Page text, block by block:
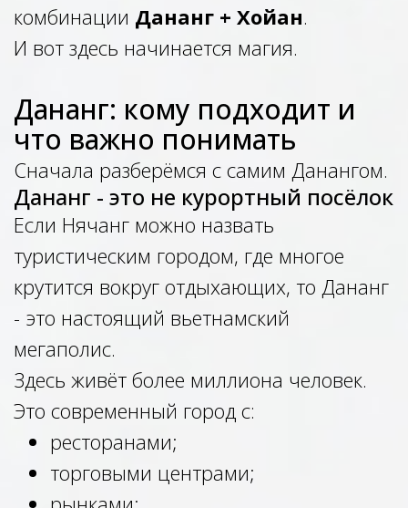
комбинации Дананг + Хойан.
И вот здесь начинается магия.
Дананг: кому подходит и
что важно понимать
Сначала разберёмся с самим Данангом.
Дананг - это не курортный посёлок
Если Нячанг можно назвать
туристическим городом, где многое
крутится вокруг отдыхающих, то Дананг
- это настоящий вьетнамский
мегаполис.
Здесь живёт более миллиона человек.
Это современный город с:
ресторанами;
торговыми центрами;